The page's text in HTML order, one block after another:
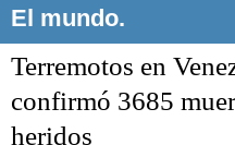
El mundo.
Terremotos en
confirmó 3685
heridos